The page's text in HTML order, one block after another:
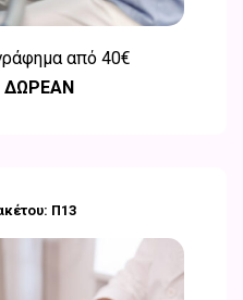
από 40€
ΔΩΡΕΑΝ
Π13